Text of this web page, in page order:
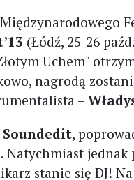
(Łódź, 25-26
Uchem"
nagrodą
–
Soundedit,
. Natychmiast jednak
stanie się DJ!